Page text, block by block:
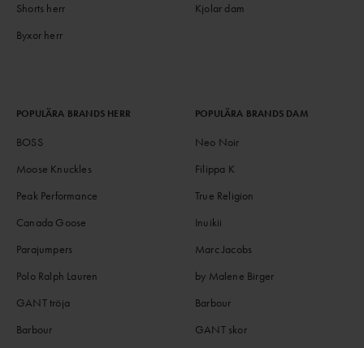
Shorts herr
Byxor herr
Kjolar dam
POPULÄRA BRANDS HERR
BOSS
Moose Knuckles
Peak Performance
Canada Goose
Parajumpers
Polo Ralph Lauren
GANT tröja
Barbour
POPULÄRA BRANDS DAM
Neo Noir
Filippa K
True Religion
Inuikii
Marc Jacobs
by Malene Birger
Barbour
GANT skor